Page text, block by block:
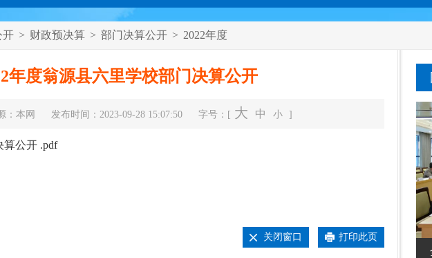
开 > 财政预决算 > 部门决算公开 > 2022年度
年度翁源县六里学校部门决算公开
：本网 发布时间：2023-09-28 15:07:50 字号：[ 大 中 小 ]
算公开 .pdf
关闭窗口 打印此页
县委常委会（扩大）会议暨全县传达学习...